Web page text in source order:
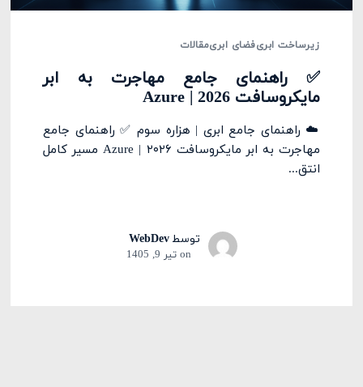
زیرساخت ابریفضای ابریمقالات
✅ راهنمای جامع مهاجرت به ابر
مایکروسافت Azure | 2026
☁️ راهنمای جامع ابری | هزاره سوم ✅ راهنمای جامع
مهاجرت به ابر مایکروسافت Azure | ۲۰۲۶ مسیر کامل
انتق...
توسطWebDev
on تیر 9, 1405